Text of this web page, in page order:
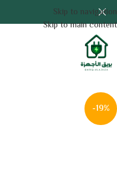
Skip to navigation
Skip to main content
-19%